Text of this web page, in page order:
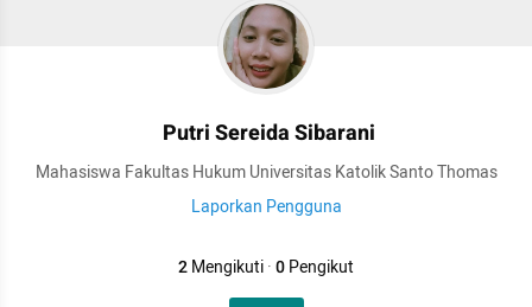
Putri Sereida Sibarani
Mahasiswa Fakultas Hukum Universitas Katolik Santo Thomas
Laporkan Pengguna
2Mengikuti·0Pengikut